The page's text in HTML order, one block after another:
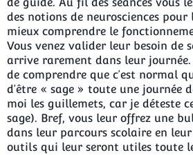
des notions de neurosciences
mieux comprendre le
Vous venez valider leur besoin de
arrive rarement dans leur
de comprendre que c’est normal
d’être « sage » toute une journée
moi les guillemets, car je déteste
sage). Bref, vous leur offrez une
dans leur parcours scolaire en
outils qui leur seront utiles toute